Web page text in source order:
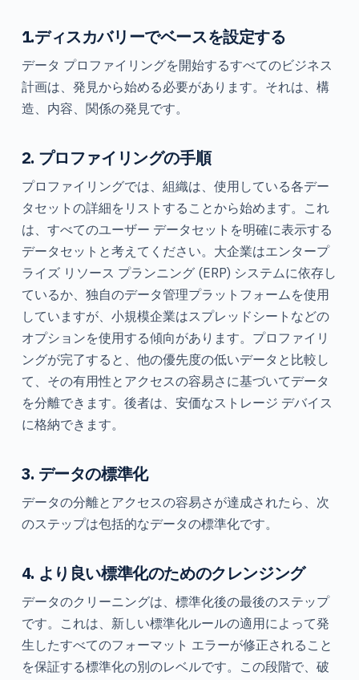
1.ディスカバリーでベースを設定する
データ プロファイリングを開始するすべてのビジネス
計画は、発見から始める必要があります。それは、構
造、内容、関係の発見です。
2. プロファイリングの手順
プロファイリングでは、組織は、使用している各デー
タセットの詳細をリストすることから始めます。これ
は、すべてのユーザー データセットを明確に表示する
データセットと考えてください。大企業はエンタープ
ライズ リソース プランニング (ERP) システムに依存し
ているか、独自のデータ管理プラットフォームを使用
していますが、小規模企業はスプレッドシートなどの
オプションを使用する傾向があります。プロファイリ
ングが完了すると、他の優先度の低いデータと比較し
て、その有用性とアクセスの容易さに基づいてデータ
を分離できます。後者は、安価なストレージ デバイス
に格納できます。
3. データの標準化
データの分離とアクセスの容易さが達成されたら、次
のステップは包括的なデータの標準化です。
4. より良い標準化のためのクレンジング
データのクリーニングは、標準化後の最後のステップ
です。これは、新しい標準化ルールの適用によって発
生したすべてのフォーマット エラーが修正されること
を保証する標準化の別のレベルです。この段階で、破